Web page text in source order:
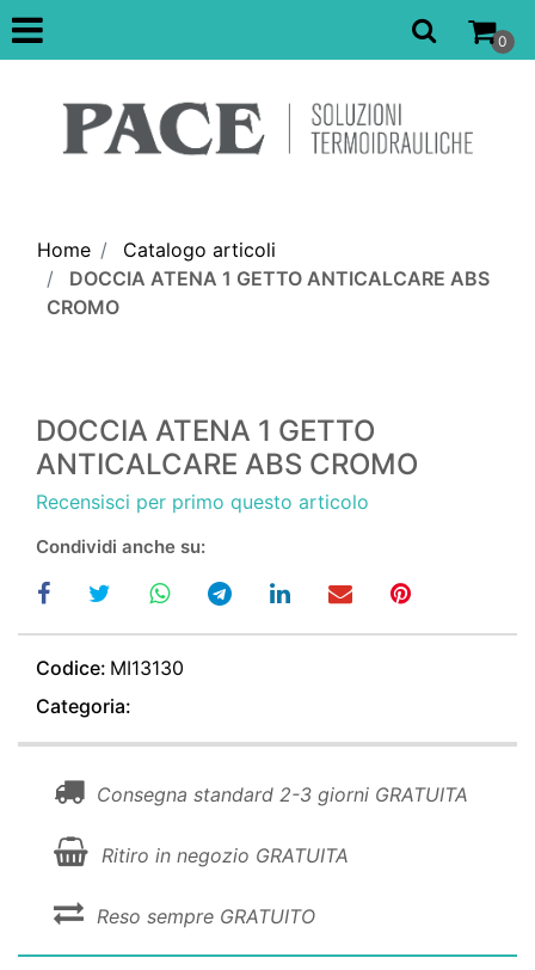
Open
0
Home
Catalogo articoli
DOCCIA ATENA 1 GETTO ANTICALCARE ABS
CROMO
DOCCIA ATENA 1 GETTO
ANTICALCARE ABS CROMO
Recensisci per primo questo articolo
Condividi anche su:
Codice: MI13130
Categoria:
Consegna standard 2-3 giorni GRATUITA
Ritiro in negozio GRATUITA
Reso sempre GRATUITO